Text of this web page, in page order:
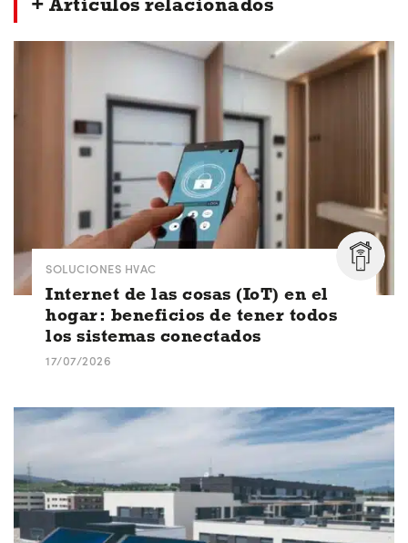
SOLUCIONES HVAC
Internet de las cosas (IoT) en el
hogar: beneficios de tener todos
los sistemas conectados
17/07/2026